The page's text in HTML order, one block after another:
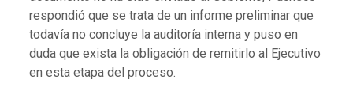
respondió que se trata de un informe preliminar que
todavía no concluye la auditoría interna y puso en
duda que exista la obligación de remitirlo al Ejecutivo
en esta etapa del proceso.